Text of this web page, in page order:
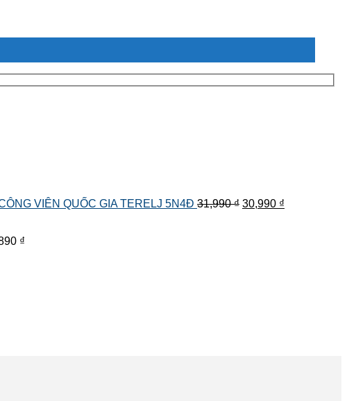
VIÊN QUỐC GIA TERELJ 5N4Đ 31,990₫ Giá
30,990 ₫
₫